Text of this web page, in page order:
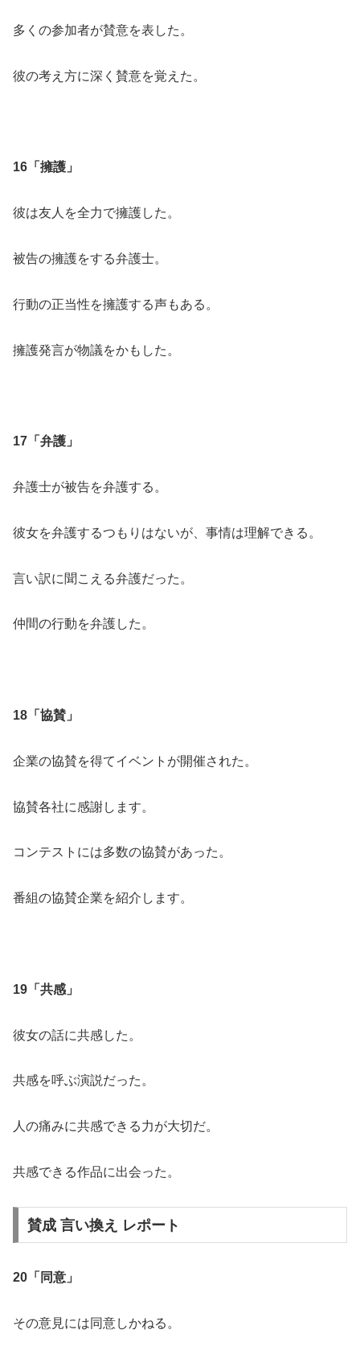
多くの参加者が賛意を表した。
彼の考え方に深く賛意を覚えた。
16「擁護」
彼は友人を全力で擁護した。
被告の擁護をする弁護士。
行動の正当性を擁護する声もある。
擁護発言が物議をかもした。
17「弁護」
弁護士が被告を弁護する。
彼女を弁護するつもりはないが、事情は理解できる。
言い訳に聞こえる弁護だった。
仲間の行動を弁護した。
18「協賛」
企業の協賛を得てイベントが開催された。
協賛各社に感謝します。
コンテストには多数の協賛があった。
番組の協賛企業を紹介します。
19「共感」
彼女の話に共感した。
共感を呼ぶ演説だった。
人の痛みに共感できる力が大切だ。
共感できる作品に出会った。
賛成 言い換え レポート
20「同意」
その意見には同意しかねる。